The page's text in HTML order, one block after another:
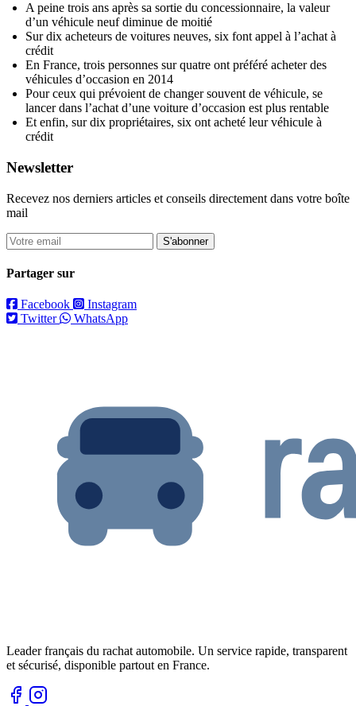
A peine trois ans après sa sortie du concessionnaire, la valeur
d’un véhicule neuf diminue de moitié
Sur dix acheteurs de voitures neuves, six font appel à l’achat à
crédit
En France, trois personnes sur quatre ont préféré acheter des
véhicules d’occasion en 2014
Pour ceux qui prévoient de changer souvent de véhicule, se
lancer dans l’achat d’une voiture d’occasion est plus rentable
Et enfin, sur dix propriétaires, six ont acheté leur véhicule à
crédit
Newsletter
Recevez nos derniers articles et conseils directement dans votre boîte
mail
S'abonner
Partager sur
Facebook
Instagram
Twitter
WhatsApp
Leader français du rachat automobile. Un service rapide, transparent
et sécurisé, disponible partout en France.